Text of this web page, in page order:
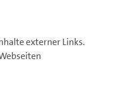
externer Links.